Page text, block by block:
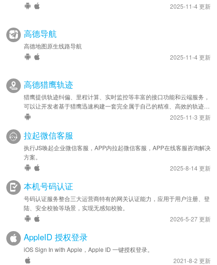
2025-11-4 更新
高德导航
高德地图原生线路导航
2025-11-4 更新
高德猎鹰轨迹
猎鹰提供轨迹纠偏、里程计算、实时监控等丰富的接口功能和云端服务，
可以让开发者基于猎鹰迅速构建一套完全属于自己的精准、高效的轨迹管
理系统，应用于车队管理、人员管理等领域。
2025-11-3 更新
拉起微信客服
执行JS唤起企业微信客服，APP内拉起微信客服，APP在线客服咨询解决
方案。
2025-8-14 更新
本机号码认证
号码认证服务整合三大运营商特有的网关认证能力，应用于用户注册、登
陆、安全校验等场景，实现无感知校验。
2026-5-27 更新
AppleID 授权登录
iOS Sign In with Apple，Apple ID 一键授权登录。
2021-8-2 更新